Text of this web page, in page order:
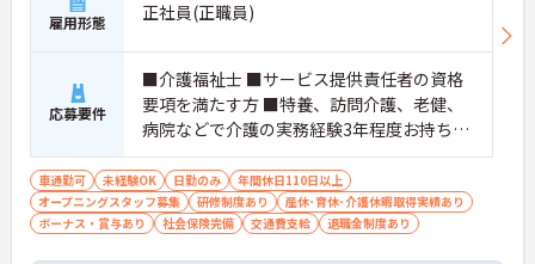
雇用形態 正社員(正職員)
応募要件
■介護福祉士 ■サービス提供責任者の資格
要項を満たす方 ■特養、訪問介護、老健、
病院などで介護の実務経験3年程度お持ちの
方 ※サービス提供責任者未経験も可（サ責
未経験スタートの実績多数）
車通勤可 未経験OK 日勤のみ
年間休日110日以上
オープニングスタッフ募集
研修制度あり
産休･育休･介護休暇取得実績あり
ボーナス・賞与あり
社会保険完備 交通費支給 退職金制度あり